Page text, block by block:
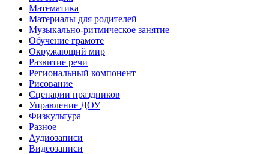
Математика
Материалы для родителей
Музыкально-ритмическое занятие
Обучение грамоте
Окружающий мир
Развитие речи
Региональный компонент
Рисование
Сценарии праздников
Управление ДОУ
Физкультура
Разное
Аудиозаписи
Видеозаписи